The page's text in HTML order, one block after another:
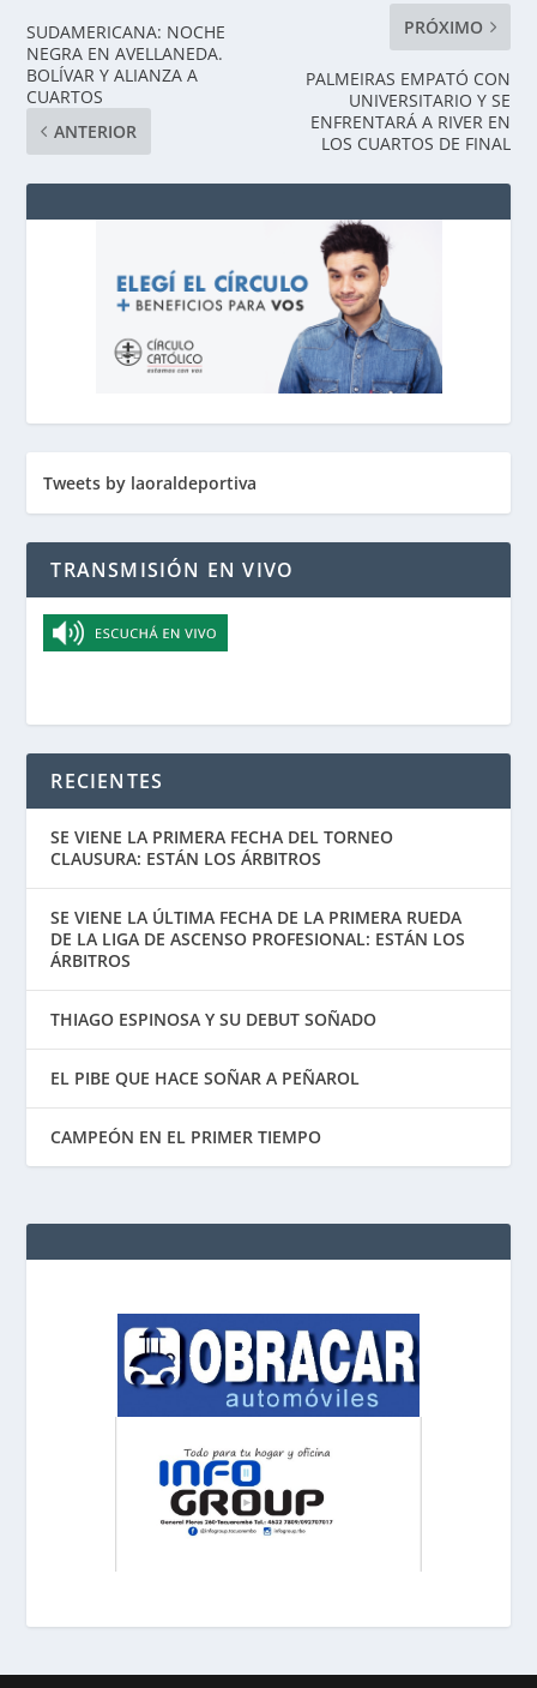
SUDAMERICANA: NOCHE
NEGRA EN AVELLANEDA.
BOLÍVAR Y ALIANZA A
CUARTOS
ANTERIOR
PRÓXIMO
PALMEIRAS EMPATÓ CON
UNIVERSITARIO Y SE
ENFRENTARÁ A RIVER EN
LOS CUARTOS DE FINAL
Tweets by laoraldeportiva
TRANSMISIÓN EN VIVO
RECIENTES
SE VIENE LA PRIMERA FECHA DEL TORNEO
CLAUSURA: ESTÁN LOS ÁRBITROS
SE VIENE LA ÚLTIMA FECHA DE LA PRIMERA RUEDA
DE LA LIGA DE ASCENSO PROFESIONAL: ESTÁN LOS
ÁRBITROS
THIAGO ESPINOSA Y SU DEBUT SOÑADO
EL PIBE QUE HACE SOÑAR A PEÑAROL
CAMPEÓN EN EL PRIMER TIEMPO